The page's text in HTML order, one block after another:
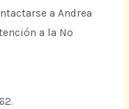
a Andrea
a la No